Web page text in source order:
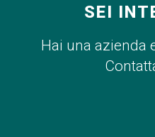
SEI
Hai una azienda